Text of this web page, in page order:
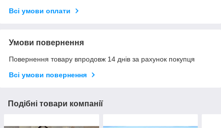
Всі умови оплати
Умови повернення
Повернення товару впродовж 14 днів за рахунок покупця
Всі умови повернення
Подібні товари компанії